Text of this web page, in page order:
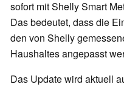
sofort mit Shelly Smart
Das bedeutet, dass die
den von Shelly
Haushaltes angepasst
Das Update wird aktuell